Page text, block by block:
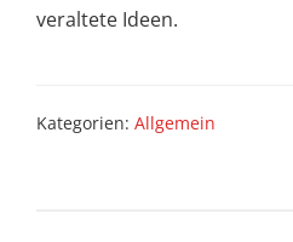
veraltete Ideen.
Kategorien: Allgemein